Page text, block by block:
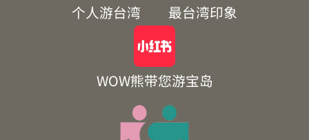
个人游台湾 最台湾印象
WOW熊带您游宝岛